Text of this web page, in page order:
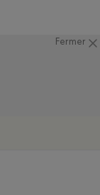
Fermer